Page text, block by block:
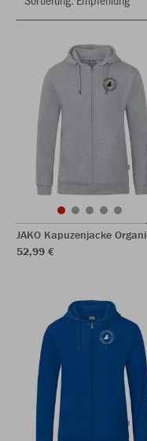
JAKO Kapuzenjacke
52,99 €